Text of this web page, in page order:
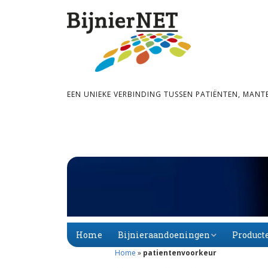
EEN UNIEKE VERBINDING TUSSEN PATIËNTEN,
Home Bijnieraandoeningen
Home » patientenvoorkeur